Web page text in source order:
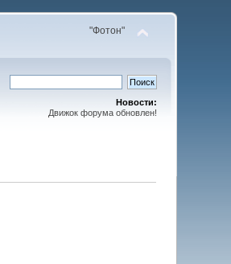
"Фотон"
Новости:
Движок форума обновлен!